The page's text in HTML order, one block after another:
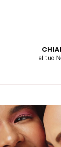
al tuo